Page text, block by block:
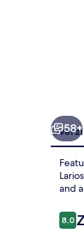
58+
and
8,08,0